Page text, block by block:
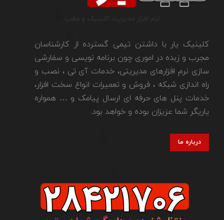
کلینیک یار با داشتن تیمی گسترده از کارشناسان
مجرب و زبده در اموری چون برنامه نویسی و سفارشی
سازی نرم افزارهای مدیریتی، خدمات آی تی ، نصب و
راه اندازی شبکه ، فروش و تعمیرات انواع سخت افزار،
خدمات پنل های حرفه ای ارسال پیامک و … همواره
یاریگر شما عزیزان بوده و خواهد بود.
درباره ما